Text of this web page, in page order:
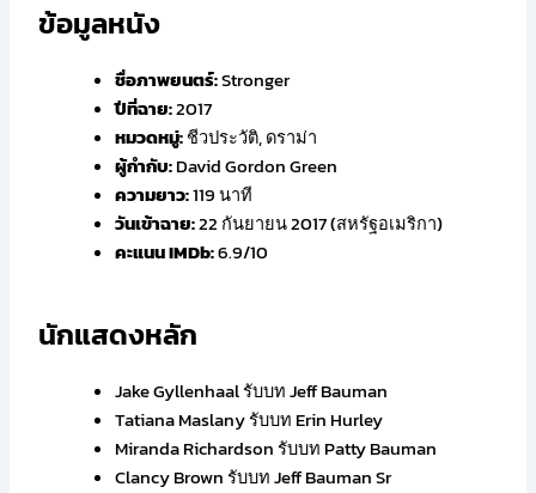
ข้อมูลหนัง
ชื่อภาพยนตร์:Stronger
ปีที่ฉาย:2017
หมวดหมู่:ชีวประวัติ, ดราม่า
ผู้กำกับ:David Gordon Green
ความยาว:119 นาที
วันเข้าฉาย:22 กันยายน 2017 (สหรัฐอเมริกา)
คะแนน IMDb:6.9/10
นักแสดงหลัก
Jake Gyllenhaal รับบท Jeff Bauman
Tatiana Maslany รับบท Erin Hurley
Miranda Richardson รับบท Patty Bauman
Clancy Brown รับบท Jeff Bauman Sr